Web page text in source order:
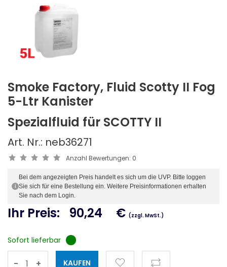
Smoke Factory, Fluid Scotty II Fog
5-Ltr Kanister
Spezialfluid für SCOTTY II
Art. Nr.: neb36271
Anzahl Bewertungen: 0
i
Bei dem angezeigten Preis handelt es sich um die UVP. Bitte loggen
Sie sich für eine Bestellung ein. Weitere Preisinformationen erhalten
Sie nach dem Login.
Ihr Preis: 90,24 € (zzgl. MwSt.)
Sofort lieferbar
- +